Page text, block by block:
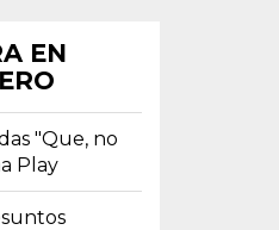
EN
"Que, no
Play